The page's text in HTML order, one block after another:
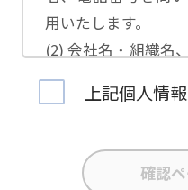
用いたします。
(2) 会社名・組織名
応担当者の振り分け
(3) お問合せ内容に
業活動の参考にい
(4) 氏名、e-mail
上記個人情